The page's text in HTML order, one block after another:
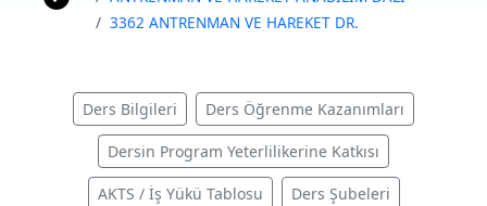
3362 ANTRENMAN VE HAREKET DR.
Ders Bilgileri Ders Öğrenme Kazanımları
Dersin Program Yeterlilikerine Katkısı
AKTS / İş Yükü Tablosu Ders Şubeleri